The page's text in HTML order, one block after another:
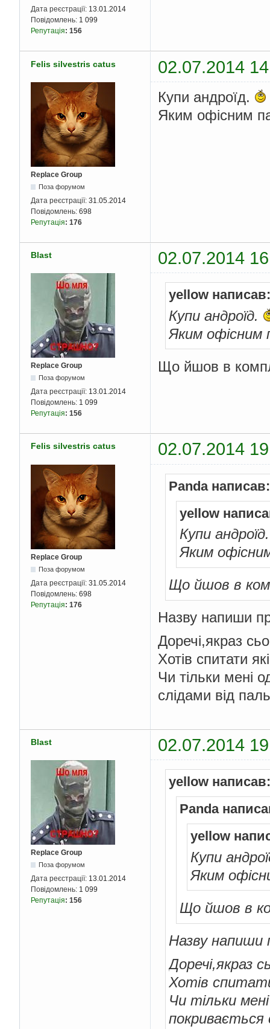
Дата реєстрації: 13.01.2014
Повідомлень: 1 099
Репутація: 156
Felis silvestris catus 02.07.2014
Replace Group
Поза форумом
Дата реєстрації: 31.05.2014
Повідомлень: 698
Репутація: 176
Купи андроїд.
Яким офісним
Blast 02.07.2014
Replace Group
Поза форумом
Дата реєстрації: 13.01.2014
Повідомлень: 1 099
Репутація: 156
yellow написав:
Купи андроїд.
Яким офісним
Що йшов в
Felis silvestris catus 02.07.2014
Replace Group
Поза форумом
Дата реєстрації: 31.05.2014
Повідомлень: 698
Репутація: 176
Panda написав:
yellow
Купи
Яким
Що йшов в
Назву напиши
Доречі,якраз
Хотів спитати
Чи тільки мені
слідами від
Blast 02.07.2014
Replace Group
Поза форумом
Дата реєстрації: 13.01.2014
Повідомлень: 1 099
Репутація: 156
yellow написав:
Panda
yellow
Купи
Яким
Що йшов в
Назву напиши
Доречі,якраз
Хотів
Чи тільки
покривається